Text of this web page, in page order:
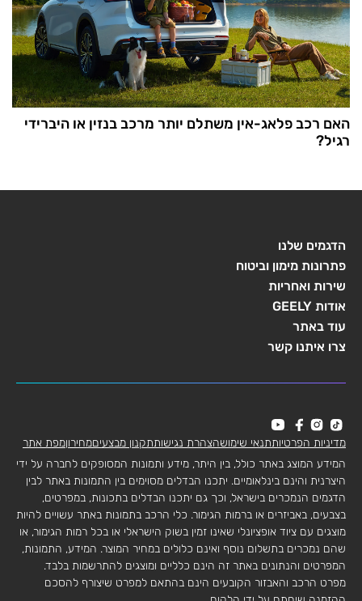
האם רכב פלאג-אין משתלם יותר מרכב בנזין או היברידי
רגיל?
הדגמים שלנו
פתרונות מימון וביטוח
שירות ואחריות
אודות GEELY
עוד באתר
צרו איתנו קשר
מדיניות הפרטיותתנאי שימושהצהרת נגישותתקנון מבצעיםמחירוןמפת אתר
המידע המוצג באתר כולל, בין היתר, מידע ותמונות המסופקים לחברה על ידי
היצרנית והינם בינלאומיים. יתכנו הבדלים מסוימים בין התמונות באתר לבין
הדגמים הנמכרים בישראל, וכך גם יתכנו הבדלים בתכונות, במפרטים,
בצבעים, באביזרים או ברמות הגימור. כלי הרכב בתמונות באתר עשויים להיות
מוצגים עם ציוד אופציונלי שאינו זמין בשוק הישראלי או בכל רמות הגימור, או
שהם נמכרים בתשלום נוסף ואינם כלולים במחיר המוצר. המידע, התמונות,
המפרטים והנתונים באתר זה הינם כלליים ומוצגים להתרשמות בלבד.
מפרט הרכב והאבזור הקובעים הינם בהתאם למפרט שיצורף להסכם